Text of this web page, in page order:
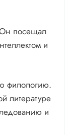
Он посещал
и
филологию.
литературе
и